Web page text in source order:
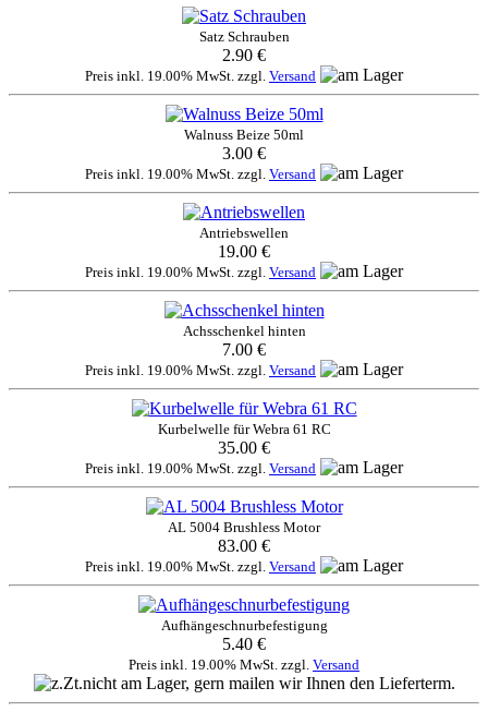
Satz Schrauben
2.90 €
Preis inkl. 19.00% MwSt. zzgl. Versand
Walnuss Beize 50ml
3.00 €
Preis inkl. 19.00% MwSt. zzgl. Versand
Antriebswellen
19.00 €
Preis inkl. 19.00% MwSt. zzgl. Versand
Achsschenkel hinten
7.00 €
Preis inkl. 19.00% MwSt. zzgl. Versand
Kurbelwelle für Webra 61 RC
35.00 €
Preis inkl. 19.00% MwSt. zzgl. Versand
AL 5004 Brushless Motor
83.00 €
Preis inkl. 19.00% MwSt. zzgl. Versand
Aufhängeschnurbefestigung
5.40 €
Preis inkl. 19.00% MwSt. zzgl. Versand